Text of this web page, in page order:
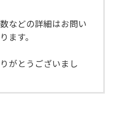
などの詳細はお問い
ます。
がとうございまし